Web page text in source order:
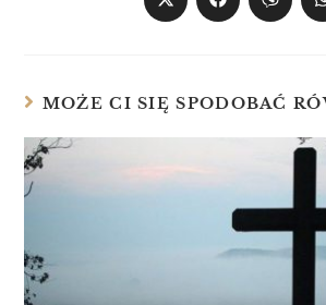
MOŻE CI SIĘ SPODOBAĆ